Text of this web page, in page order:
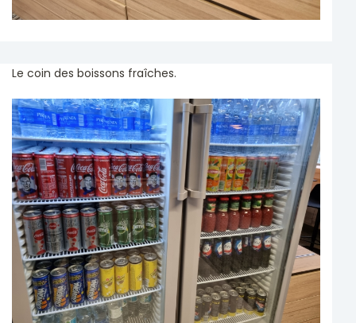
Le coin des boissons fraîches.